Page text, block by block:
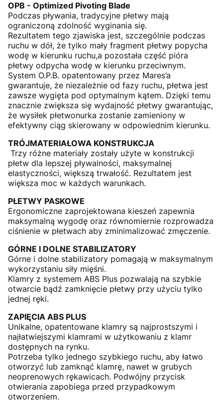
OPB - Optimized Pivoting Blade
Podczas pływania, tradycyjne płetwy mają
ograniczoną zdolność wyginania się.
Rezultatem tego zjawiska jest, szczególnie podczas
ruchu w dół, że tylko mały fragment płetwy popycha
wodę w kierunku ruchu,a pozostała część pióra
płetwy odpycha wodę w kierunku przeciwnym.
System O.P.B. opatentowany przez Mares’a
gwarantuje, że niezależnie od fazy ruchu, płetwa jest
zawsze wygięta pod optymalnym kątem. Dzięki temu
znacznie zwiększa się wydajność płetwy gwarantując,
że wysiłek płetwonurka zostanie zamieniony w
efektywny ciąg skierowany w odpowiednim kierunku.
TRÓJMATERIAŁOWA KONSTRUKCJA
Trzy różne materiały zostały użyte w konstrukcji
płetw dla lepszej pływalności, maksymalnej
elastyczności, większą trwałość. Rezultatem jest
większa moc w każdych warunkach.
PŁETWY PASKOWE
Ergonomiczne zaprojektowana kieszeń zapewnia
maksymalną wygodę oraz równomiernie rozprowadza
ciśnienie w płetwach aby zminimalizować zmęczenie.
GÓRNE I DOLNE STABILIZATORY
Górne i dolne stabilizatory pomagają w maksymalnym
wykorzystaniu siły mięśni.
Klamry z systemem ABS Plus pozwalają na szybkie
otwarcie bądź zamknięcie płetwy przy użyciu tylko
jednej ręki.
ZAPIĘCIA ABS PLUS
Unikalne, opatentowane klamry są najprostszymi i
najłatwiejszymi klamrami w użytkowaniu z klamr
dostępnych na rynku.
Potrzeba tylko jednego szybkiego ruchu, aby łatwo
otworzyć lub zamknąć klamrę, nawet w grubych
neoprenowych rękawicach. Podwójny przycisk
otwierania zapobiega przed przypadkowym
otworzeniem.